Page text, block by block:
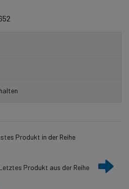
Produkt in der Reihe
Produkt aus der Reihe